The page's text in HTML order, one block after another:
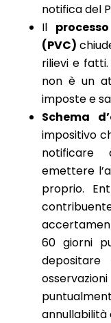
notifica del
Il
(PVC)
rilievi e
non è un
imposte e
Schema
impositivo
notificare
emettere
proprio.
60 giorni
depositare
annullabilità